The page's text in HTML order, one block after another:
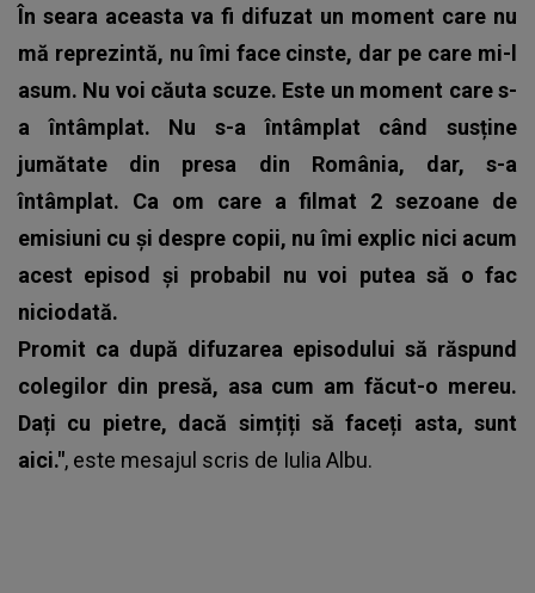
În seara aceasta va fi difuzat un moment care nu
mă reprezintă, nu îmi face cinste, dar pe care mi-l
asum. Nu voi căuta scuze. Este un moment care s-
a întâmplat. Nu s-a întâmplat când susține
jumătate din presa din România, dar, s-a
întâmplat. Ca om care a filmat 2 sezoane de
emisiuni cu și despre copii, nu îmi explic nici acum
acest episod și probabil nu voi putea să o fac
niciodată.
Promit ca după difuzarea episodului să răspund
colegilor din presă, asa cum am făcut-o mereu.
Dați cu pietre, dacă simțiți să faceți asta, sunt
aici.", este mesajul scris de Iulia Albu.